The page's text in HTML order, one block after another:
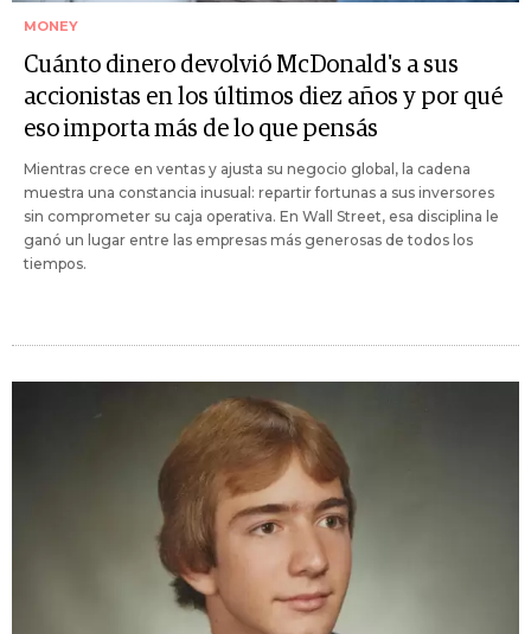
MONEY
Cuánto dinero devolvió McDonald's a sus
accionistas en los últimos diez años y por qué
eso importa más de lo que pensás
Mientras crece en ventas y ajusta su negocio global, la cadena
muestra una constancia inusual: repartir fortunas a sus inversores
sin comprometer su caja operativa. En Wall Street, esa disciplina le
ganó un lugar entre las empresas más generosas de todos los
tiempos.